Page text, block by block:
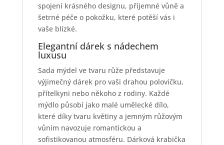
spojení krásného designu, příjemné vůně a
šetrné péče o pokožku, které potěší vás i
vaše blízké.
Elegantní dárek s nádechem
luxusu
Sada mýdel ve tvaru růže představuje
výjimečný dárek pro vaši drahou polovičku,
přítelkyni nebo někoho z rodiny. Každé
mýdlo působí jako malé umělecké dílo,
které díky tvaru květiny a jemným růžovým
vůním navozuje romantickou a
sofistikovanou atmosféru. Dárková krabička